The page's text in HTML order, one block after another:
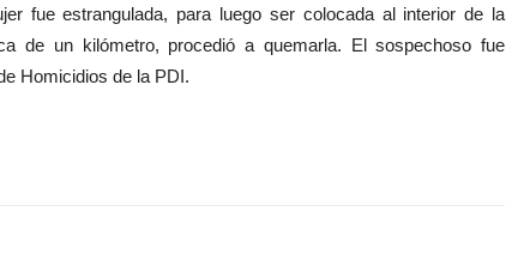
fue estrangulada, para luego ser colocada al interior de la
de un kilómetro, procedió a quemarla. El sospechoso fue
Homicidios de la PDI.